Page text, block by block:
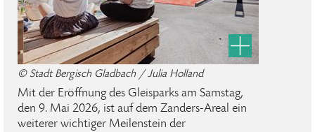
© Stadt Bergisch Gladbach / Julia Holland
Mit der Eröffnung des Gleisparks am Samstag,
den 9. Mai 2026, ist auf dem Zanders-Areal ein
weiterer wichtiger Meilenstein der